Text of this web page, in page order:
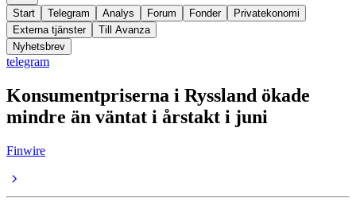
Start Telegram Analys Forum Fonder
Privatekonomi
Externa tjänster
Till Avanza
Nyhetsbrev
telegram
Konsumentpriserna i Ryssland ökade
mindre än väntat i årstakt i juni
Finwire